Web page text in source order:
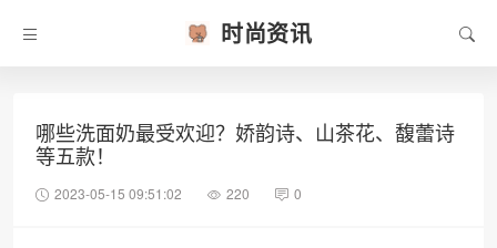
时尚资讯
哪些洗面奶最受欢迎？娇韵诗、山茶花、馥蕾诗
等五款！
2023-05-15 09:51:02 220 0